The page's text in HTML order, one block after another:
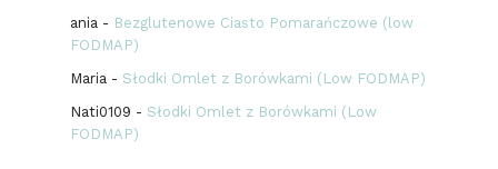
ania- Bezglutenowe Ciasto Pomarańczowe (low
FODMAP)
Maria- Słodki Omlet z Borówkami (Low FODMAP)
Nati0109 - Słodki Omlet z Borówkami (Low
FODMAP)